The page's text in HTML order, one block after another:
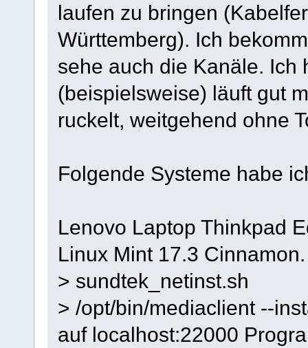
laufen zu bringen
Württemberg). Ich
sehe auch die Kanäle. Ich
(beispielsweise) läuft gut
ruckelt, weitgehend ohne
Folgende Systeme habe
Lenovo Laptop Thinkpad
Linux Mint 17.3 Cinnamon.
> sundtek_netinst.sh
> /opt/bin/mediaclient --
auf localhost:22000